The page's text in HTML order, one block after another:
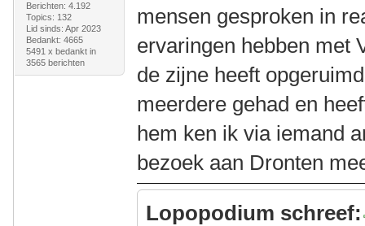
Berichten: 4.192
Topics: 132
Lid sinds: Apr 2023
Bedankt: 4665
5491 x bedankt in
3565 berichten
mensen gesproken in
ervaringen hebben met
de zijne heeft
meerdere gehad en
hem ken ik via iemand
bezoek aan Dronten
Lopopodium schreef: